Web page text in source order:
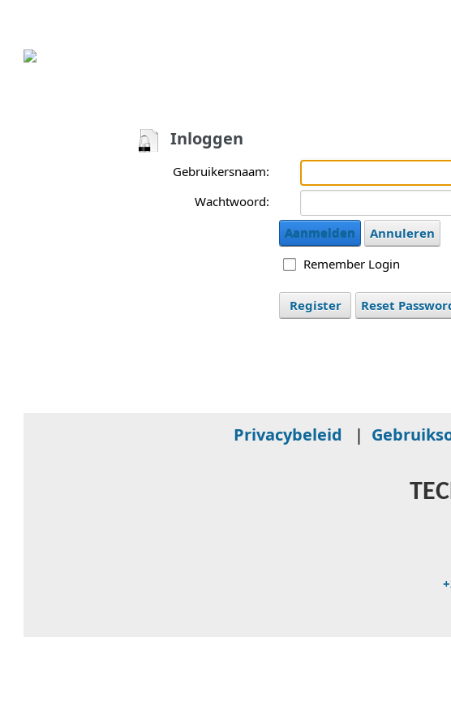
Inloggen
Gebruikersnaam:
Wachtwoord:
Aanmelden
Annuleren
Remember Login
Register Reset
Privacybeleid |